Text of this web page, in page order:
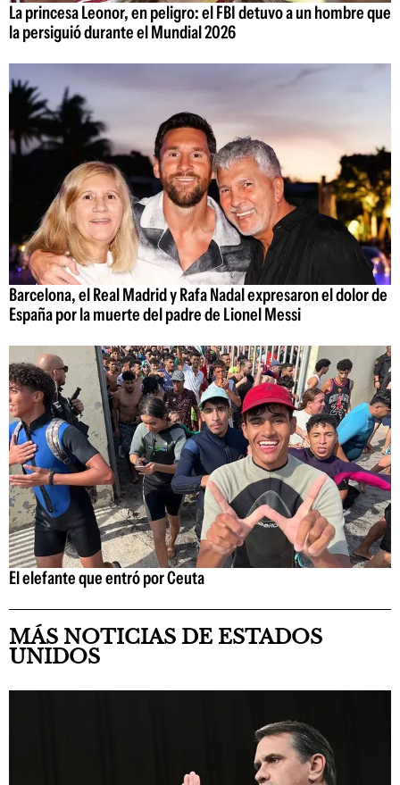
La princesa Leonor, en peligro: el FBI detuvo a un hombre que
la persiguió durante el Mundial 2026
Barcelona, el Real Madrid y Rafa Nadal expresaron el dolor de
España por la muerte del padre de Lionel Messi
El elefante que entró por Ceuta
MÁS NOTICIAS DE ESTADOS
UNIDOS